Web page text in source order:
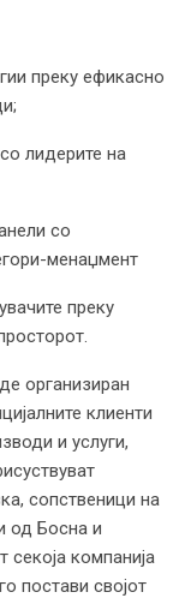
преку ефикасно
лидерите на
со
менаџмент
преку
организиран
клиенти
и услуги,
сопственици на
од Босна и
компанија
постави својот